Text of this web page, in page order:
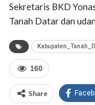
Sekretaris BKD
Tanah Datar dan
160
Share